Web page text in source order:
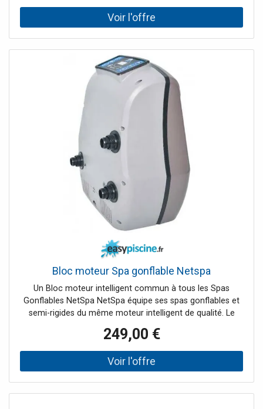
eau de spa et écourte son temps de chauffe.
Bloc moteur Spa gonflable Netspa
Un Bloc moteur intelligent commun à tous les Spas
Gonflables NetSpa NetSpa équipe ses spas gonflables et
semi-rigides du même moteur intelligent de qualité. Le
bloc moteur qui s'installe facilement se contrôle à partir
d'un écran digital intuitif. Chaque bouton à sa
fonctionnalité : gonfler la structure du spa, régler la
température de l'eau, contrôler la filtration et diffuser les
249,00 €